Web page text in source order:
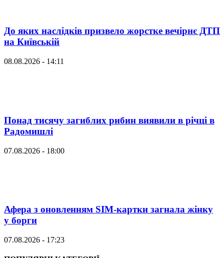
До яких наслідків призвело жорстке вечірнє ДТП
на Київській
08.08.2026 - 14:11
Понад тисячу загиблих рибин виявили в річці в
Радомишлі
07.08.2026 - 18:00
Афера з оновленням SIM-картки загнала жінку
у борги
07.08.2026 - 17:23